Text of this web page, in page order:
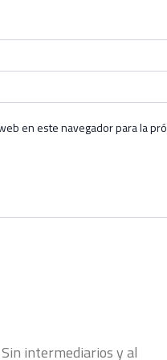
en este navegador para la
intermediarios y al